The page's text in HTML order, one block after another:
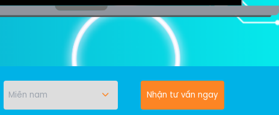
Nhận tư vấn ngay